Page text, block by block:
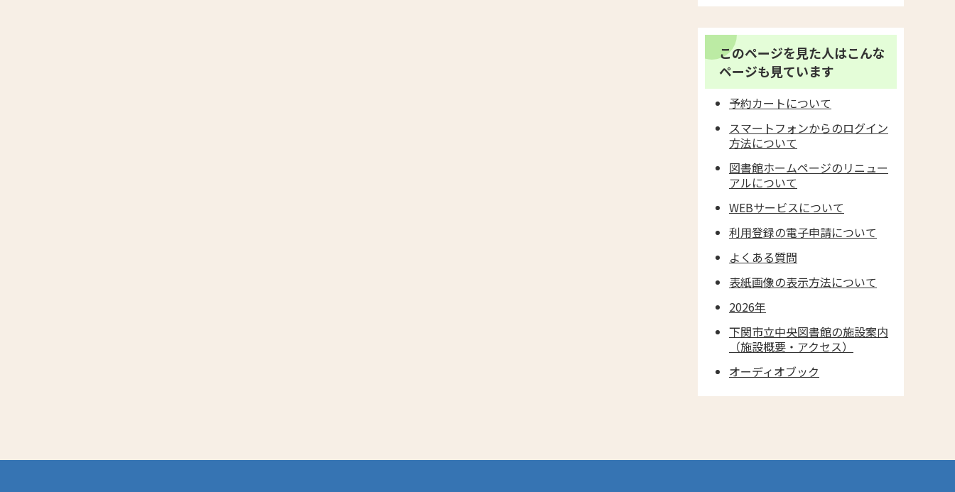
このページを見た人はこんな
ページも見ています
予約カートについて
スマートフォンからのログイン
方法について
図書館ホームページのリニュー
アルについて
WEBサービスについて
利用登録の電子申請について
よくある質問
表紙画像の表示方法について
2026年
下関市立中央図書館の施設案内
（施設概要・アクセス）
オーディオブック